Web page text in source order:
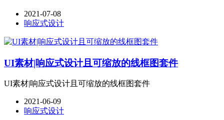
2021-07-08
响应式设计
UI素材|响应式设计且可缩放的线框图套件
UI素材|响应式设计且可缩放的线框图套件
2021-06-09
响应式设计